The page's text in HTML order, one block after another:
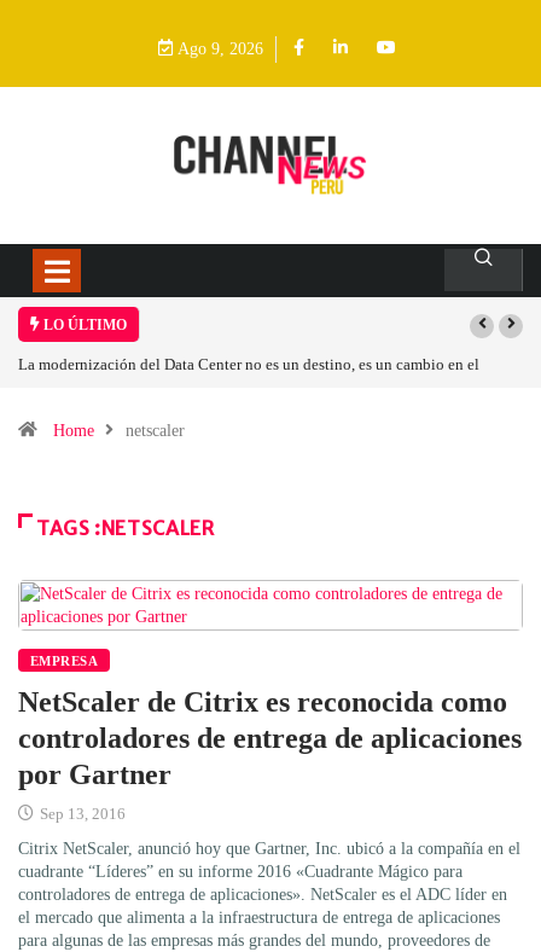
Ago 9, 2026
LO ÚLTIMO
La modernización del Data Center no es un destino, es un cambio en el
Home
netscaler
TAGS :NETSCALER
EMPRESA
NetScaler de Citrix es reconocida como
controladores de entrega de aplicaciones
por Gartner
Sep 13, 2016
Citrix NetScaler, anunció hoy que Gartner, Inc. ubicó a la compañía en el
cuadrante “Líderes” en su informe 2016 «Cuadrante Mágico para
controladores de entrega de aplicaciones». NetScaler es el ADC líder en
el mercado que alimenta a la infraestructura de entrega de aplicaciones
para algunas de las empresas más grandes del mundo, proveedores de